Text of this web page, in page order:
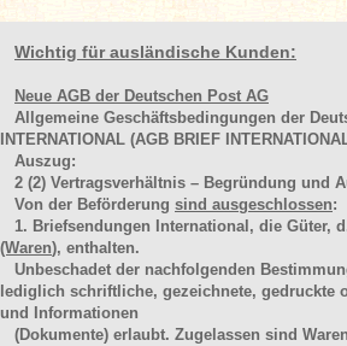
Wichtig für ausländische Kunden:
Neue AGB der Deutschen Post AG
Allgemeine Geschäftsbedingungen der
INTERNATIONAL (AGB BRIEF
Auszug:
2 (2) Vertragsverhältnis – Begründung und
Von der Beförderung sind ausgeschlossen:
1. Briefsendungen International, die Güter,
(Waren), enthalten.
Unbeschadet der nachfolgenden
lediglich schriftliche, gezeichnete, gedruckte
und Informationen
(Dokumente) erlaubt. Zugelassen sind